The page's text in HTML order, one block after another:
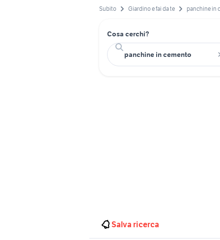
Subito Giardino e fai da te panchine in
Cosa cerchi?
Salva ricerca